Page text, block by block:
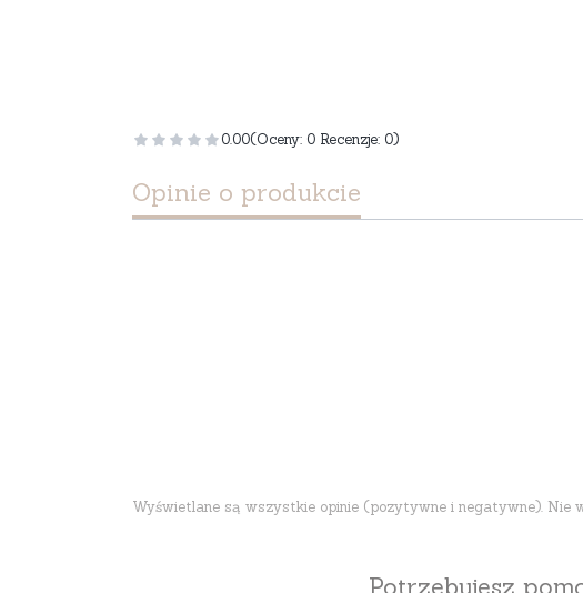
0.00(Oceny: 0 Recenzje: 0)
Opinie o produkcie
Wyświetlane są wszystkie opinie (pozytywne i negatywne). Nie
Potrzebujesz